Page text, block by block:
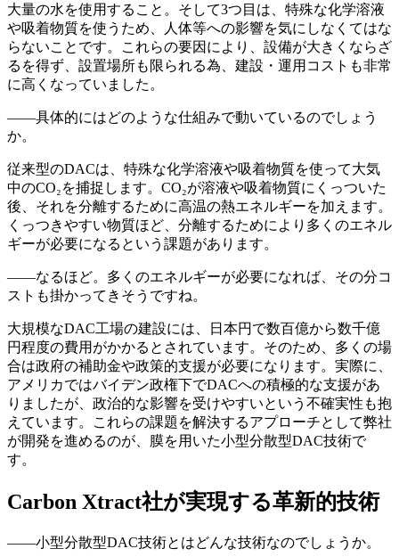
大量の水を使用すること。そして3つ目は、特殊な化学溶液
や吸着物質を使うため、人体等への影響を気にしなくてはな
らないことです。これらの要因により、設備が大きくならざ
るを得ず、設置場所も限られる為、建設・運用コストも非常
に高くなっていました。
——具体的にはどのような仕組みで動いているのでしょう
か。
従来型のDACは、特殊な化学溶液や吸着物質を使って大気
中のCO₂を捕捉します。CO₂が溶液や吸着物質にくっついた
後、それを分離するために高温の熱エネルギーを加えます。
くっつきやすい物質ほど、分離するためにより多くのエネル
ギーが必要になるという課題があります。
——なるほど。多くのエネルギーが必要になれば、その分コ
ストも掛かってきそうですね。
大規模なDAC工場の建設には、日本円で数百億から数千億
円程度の費用がかかるとされています。そのため、多くの場
合は政府の補助金や政策的支援が必要になります。実際に、
アメリカではバイデン政権下でDACへの積極的な支援があ
りましたが、政治的な影響を受けやすいという不確実性も抱
えています。これらの課題を解決するアプローチとして弊社
が開発を進めるのが、膜を用いた小型分散型DAC技術で
す。
Carbon Xtract社が実現する革新的技術
——小型分散型DAC技術とはどんな技術なのでしょうか。